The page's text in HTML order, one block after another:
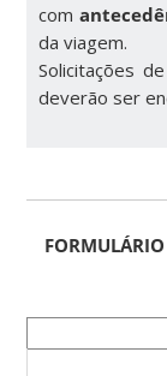
com
da viagem.
Solicitações
deverão ser